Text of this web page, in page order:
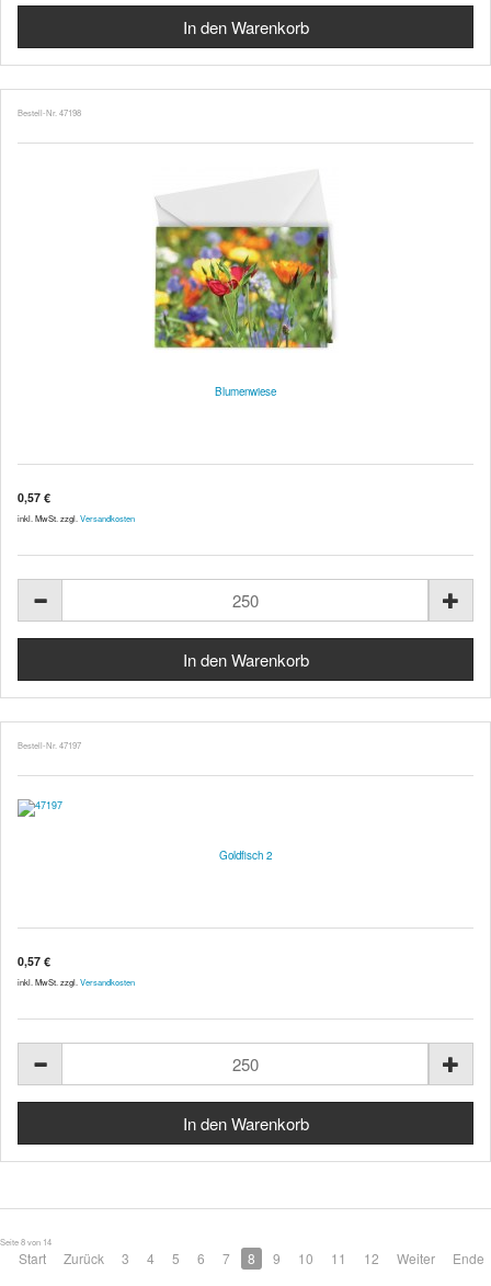
Bestell-Nr. 47198
Blumenwiese
0,57 €
inkl. MwSt. zzgl. Versandkosten
Bestell-Nr. 47197
Goldfisch 2
0,57 €
inkl. MwSt. zzgl. Versandkosten
Seite 8 von 14
Start Zurück 3 4 5 6 7 8 9 10 11 12 Weiter Ende